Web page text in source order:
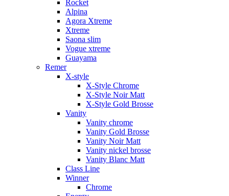
Rocket
Alpina
Agora Xtreme
Xtreme
Saona slim
Vogue xtreme
Guayama
Remer
X-style
X-Style Chrome
X-Style Noir Matt
X-Style Gold Brosse
Vanity
Vanity chrome
Vanity Gold Brosse
Vanity Noir Matt
Vanity nickel brosse
Vanity Blanc Matt
Class Line
Winner
Chrome